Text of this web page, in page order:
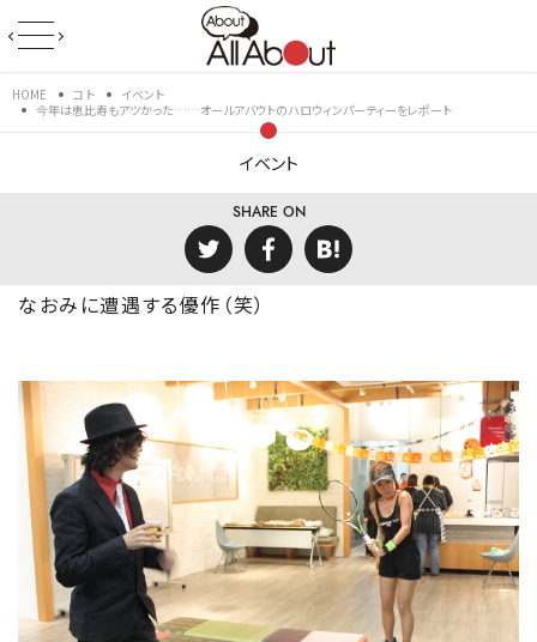
HOME コト
イベント
今年は恵比寿もアツかった……オールアバウトのハロウィンパーティーをレポート
イベント
SHARE ON
なおみに遭遇する優作（笑）